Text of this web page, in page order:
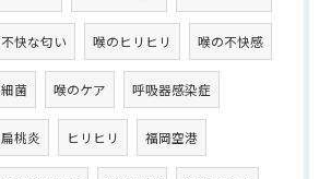
不快な匂い 喉のヒリヒリ 喉の不快感
細菌 喉のケア 呼吸器感染症
扁桃炎 ヒリヒリ 福岡空港